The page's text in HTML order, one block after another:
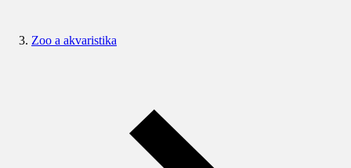
Zoo a akvaristika